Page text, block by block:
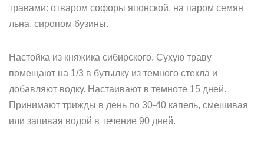
травами: отваром софоры японской, на паром семян
льна, сиропом бузины.
Настойка из княжика сибирского. Сухую траву
помещают на 1/3 в бутылку из темного стекла и
добавляют водку. Настаивают в темноте 15 дней.
Принимают трижды в день по 30-40 капель, смешивая
или запивая водой в течение 90 дней.